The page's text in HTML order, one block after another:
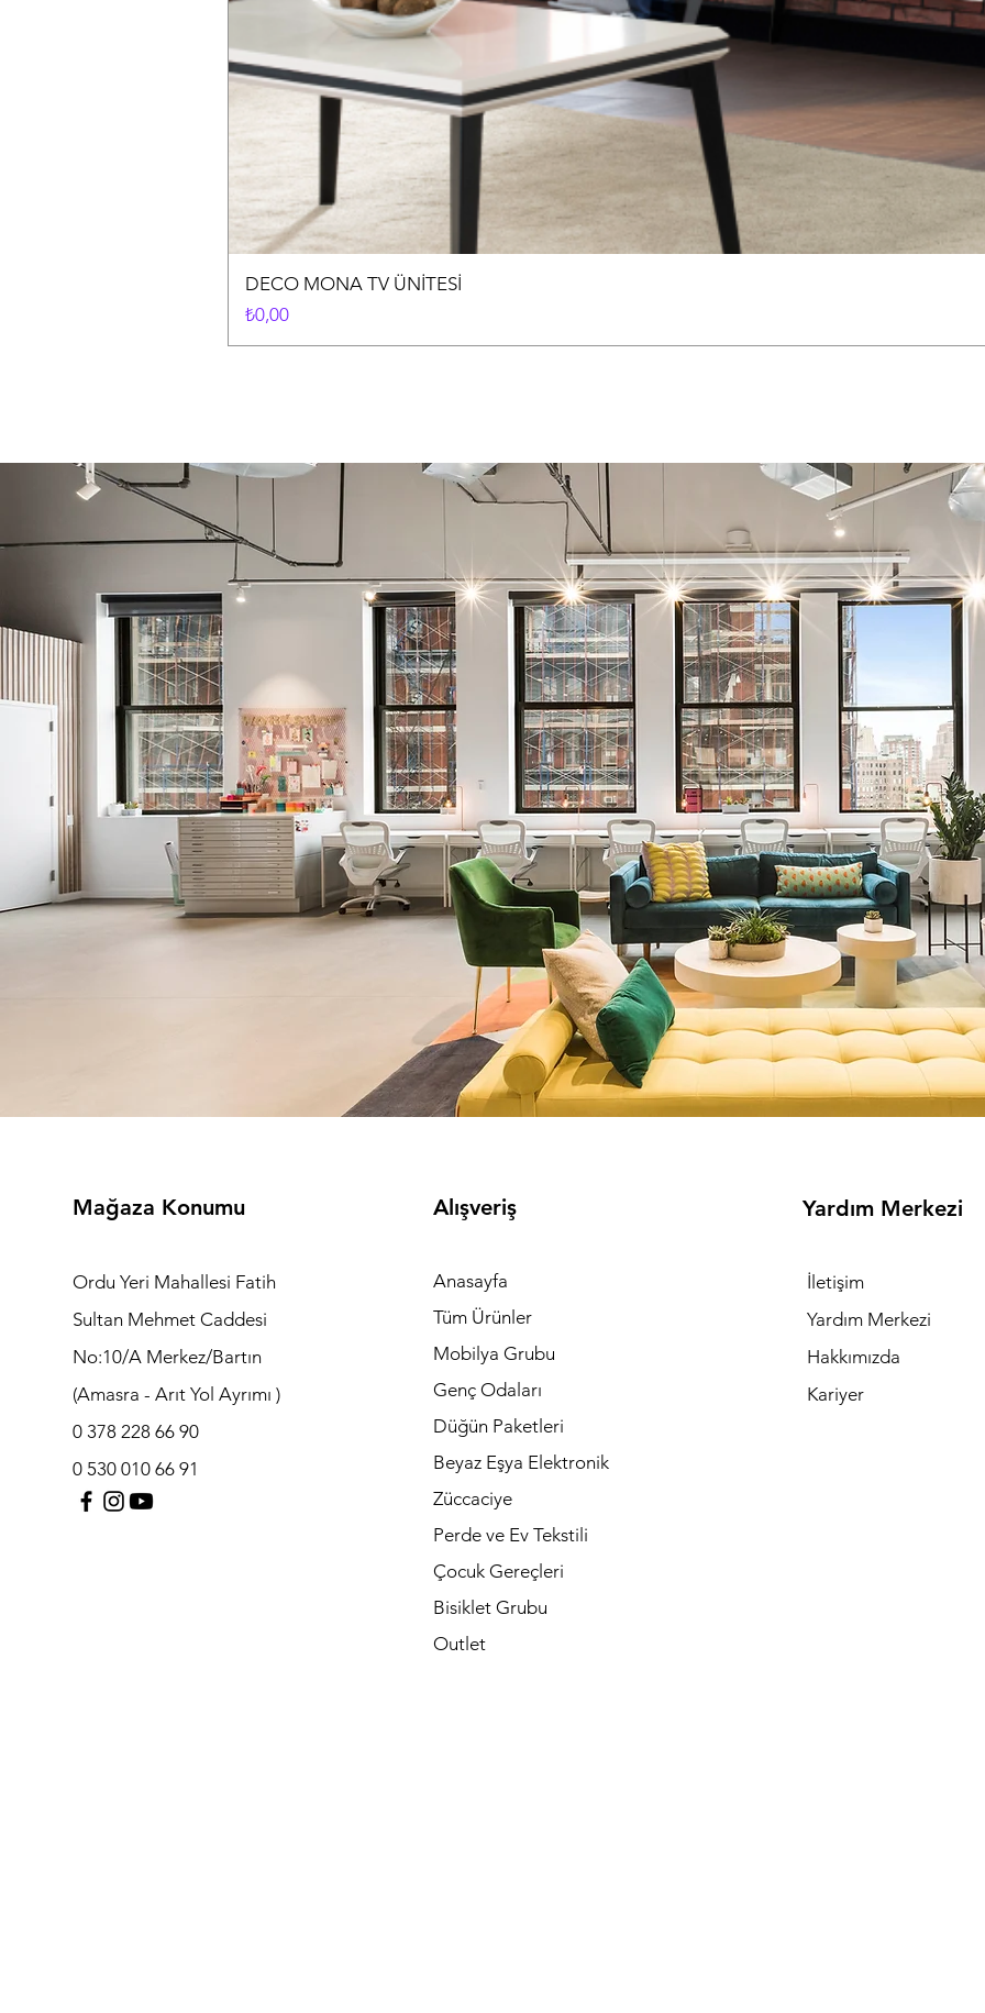
DECO MONA TV ÜNİTESİ
Fiyat
₺0,00
Mağaza Konumu
Ordu Yeri Mahallesi Fatih
Sultan Mehmet Caddesi
No:10/A Merkez/Bartın
(Amasra - Arıt Yol Ayrımı )
0 378 228 66 90
0 530 010 66 91
Alışveriş
Anasayfa
Tüm Ürünler
Mobilya Grubu
Genç Odaları
Düğün Paketleri
Beyaz Eşya Elektronik
Züccaciye
Perde ve Ev Tekstili
Çocuk Gereçleri
Bisiklet Grubu
Outlet
Yardım Merkezi
İletişim
Yardım Merkezi
Hakkımızda
Kariyer